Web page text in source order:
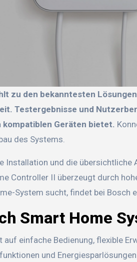
Testergebnisse und
kompatiblen Geräten bietet.
des Systems.
Installation und die übersichtliche
Controller II überzeugt durch
System sucht, findet bei Bosch
Smart Home
einfache Bedienung, flexible
und